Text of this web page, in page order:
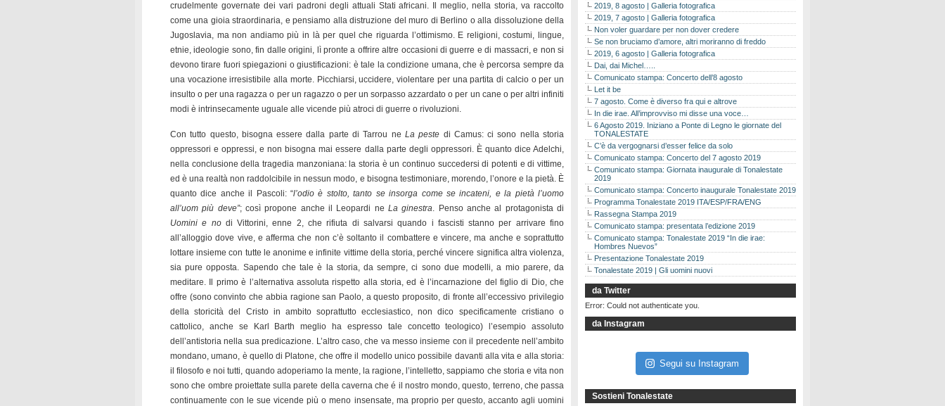
crudelmente governate dei vari padroni degli attuali Stati africani. Il meglio, nella storia, va raccolto
come una gioia straordinaria, e pensiamo alla distruzione del muro di Berlino o alla dissoluzione della
Jugoslavia, ma non andiamo più in là per quel che riguarda l’ottimismo. E religioni, costumi, lingue,
etnie, ideologie sono, fin dalle origini, lì pronte a offrire altre occasioni di guerre e di massacri, e non si
devono tirare fuori spiegazioni o giustificazioni: è tale la condizione umana, che è percorsa sempre da
una vocazione irresistibile alla morte. Picchiarsi, uccidere, violentare per una partita di calcio o per un
insulto o per una ragazza o per un ragazzo o per un sorpasso azzardato o per un cane o per altri infiniti
modi è intrinsecamente uguale alle vicende più atroci di guerre o rivoluzioni.
Con tutto questo, bisogna essere dalla parte di Tarrou ne La peste di Camus: ci sono nella storia
oppressori e oppressi, e non bisogna mai essere dalla parte degli oppressori. È quanto dice Adelchi,
nella conclusione della tragedia manzoniana: la storia è un continuo succedersi di potenti e di vittime,
ed è una realtà non raddolcibile in nessun modo, e bisogna testimoniare, morendo, l’onore e la pietà. È
quanto dice anche il Pascoli: “l’odio è stolto, tanto se insorga come se incateni, e la pietà l’uomo
all’uom più deve”; così propone anche il Leopardi neLa ginestra. Penso anche al protagonista di
Uomini e no di Vittorini, enne 2, che rifiuta di salvarsi quando i fascisti stanno per arrivare fino
all’alloggio dove vive, e afferma che non c’è soltanto il combattere e vincere, ma anche e soprattutto
lottare insieme con tutte le anonime e infinite vittime della storia, perché vincere significa altra violenza,
sia pure opposta. Sapendo che tale è la storia, da sempre, ci sono due modelli, a mio parere, da
meditare. Il primo è l’alternativa assoluta rispetto alla storia, ed è l’incarnazione del figlio di Dio, che
offre (sono convinto che abbia ragione san Paolo, a questo proposito, di fronte all’eccessivo privilegio
della storicità del Cristo in ambito soprattutto ecclesiastico, non dico specificamente cristiano o
cattolico, anche se Karl Barth meglio ha espresso tale concetto teologico) l’esempio assoluto
dell’antistoria nella sua predicazione. L’altro caso, che va messo insieme con il precedente nell’ambito
mondano, umano, è quello di Platone, che offre il modello unico possibile davanti alla vita e alla storia:
il filosofo e noi tutti, quando adoperiamo la mente, la ragione, l’intelletto, sappiamo che storia e vita non
sono che ombre proiettate sulla parete della caverna che é il nostro mondo, questo, terreno, che passa
continuamente con le sue vicende più o meno insensate, ma proprio per questo, accanto agli uomini
2019, 8 agosto | Galleria fotografica
2019, 7 agosto | Galleria fotografica
Non voler guardare per non dover credere
Se non bruciamo d’amore, altri moriranno di freddo
2019, 6 agosto | Galleria fotografica
Dai, dai Michel…..
Comunicato stampa: Concerto dell’8 agosto
Let it be
7 agosto. Come è diverso fra qui e altrove
In die irae. All’improvviso mi disse una voce…
6 Agosto 2019. Iniziano a Ponte di Legno le giornate del
TONALESTATE
C’è da vergognarsi d’esser felice da solo
Comunicato stampa: Concerto del 7 agosto 2019
Comunicato stampa: Giornata inaugurale di Tonalestate
2019
Comunicato stampa: Concerto inaugurale Tonalestate 2019
Programma Tonalestate 2019 ITA/ESP/FRA/ENG
Rassegna Stampa 2019
Comunicato stampa: presentata l’edizione 2019
Comunicato stampa: Tonalestate 2019 “In die irae:
Hombres Nuevos”
Presentazione Tonalestate 2019
Tonalestate 2019 | Gli uomini nuovi
da Twitter
Error: Could not authenticate you.
da Instagram
Segui su Instagram
Sostieni Tonalestate